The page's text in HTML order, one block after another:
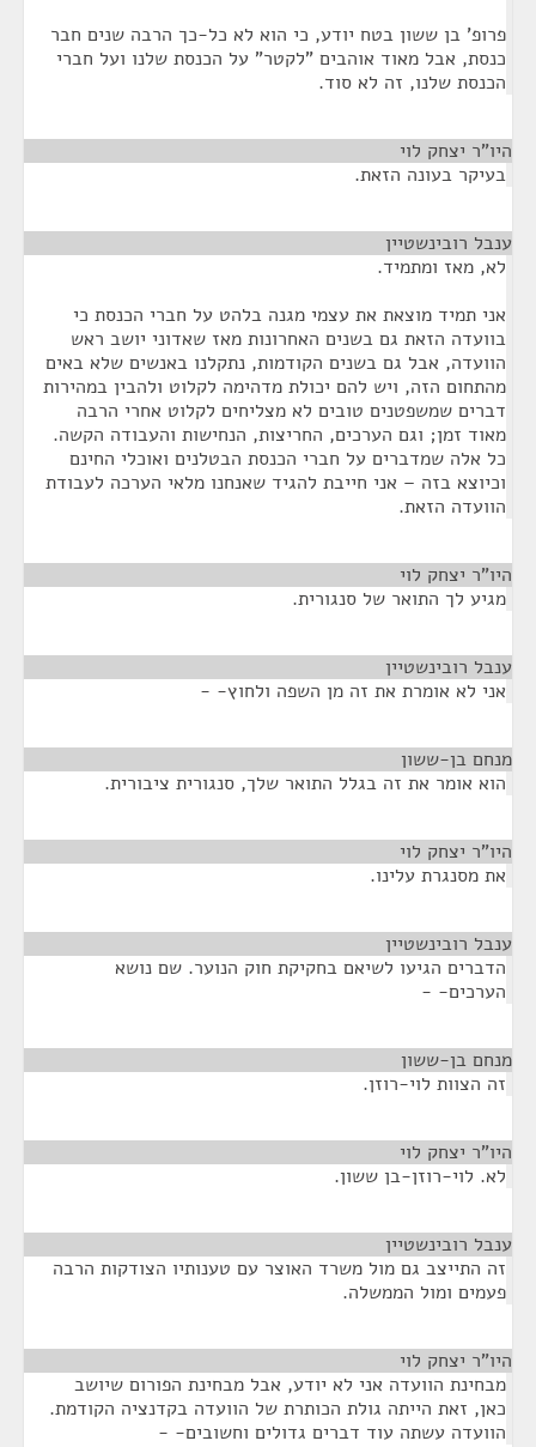
פרופ' בן ששון בטח יודע, כי הוא לא כל-כך הרבה שנים חבר
כנסת, אבל מאוד אוהבים "לקטר" על הכנסת שלנו ועל חברי
הכנסת שלנו, זה לא סוד.
היו"ר יצחק לוי
בעיקר בעונה הזאת.
ענבל רובינשטיין
לא, מאז ומתמיד.
אני תמיד מוצאת את עצמי מגנה בלהט על חברי הכנסת כי
בוועדה הזאת גם בשנים האחרונות מאז שאדוני יושב ראש
הוועדה, אבל גם בשנים הקודמות, נתקלנו באנשים שלא באים
מהתחום הזה, ויש להם יכולת מדהימה לקלוט ולהבין במהירות
דברים שמשפטנים טובים לא מצליחים לקלוט אחרי הרבה
מאוד זמן; וגם הערכים, החריצות, הנחישות והעבודה הקשה.
כל אלה שמדברים על חברי הכנסת הבטלנים ואוכלי החינם
וכיוצא בזה – אני חייבת להגיד שאנחנו מלאי הערכה לעבודת
הוועדה הזאת.
היו"ר יצחק לוי
מגיע לך התואר של סנגורית.
ענבל רובינשטיין
אני לא אומרת את זה מן השפה ולחוץ- -
מנחם בן-ששון
הוא אומר את זה בגלל התואר שלך, סנגורית ציבורית.
היו"ר יצחק לוי
את מסנגרת עלינו.
ענבל רובינשטיין
הדברים הגיעו לשיאם בחקיקת חוק הנוער. שם נושא
הערכים- -
מנחם בן-ששון
זה הצוות לוי-רוזן.
היו"ר יצחק לוי
לא. לוי-רוזן-בן ששון.
ענבל רובינשטיין
זה התייצב גם מול משרד האוצר עם טענותיו הצודקות הרבה
פעמים ומול הממשלה.
היו"ר יצחק לוי
מבחינת הוועדה אני לא יודע, אבל מבחינת הפורום שיושב
כאן, זאת הייתה גולת הכותרת של הוועדה בקדנציה הקודמת.
הוועדה עשתה עוד דברים גדולים וחשובים- -